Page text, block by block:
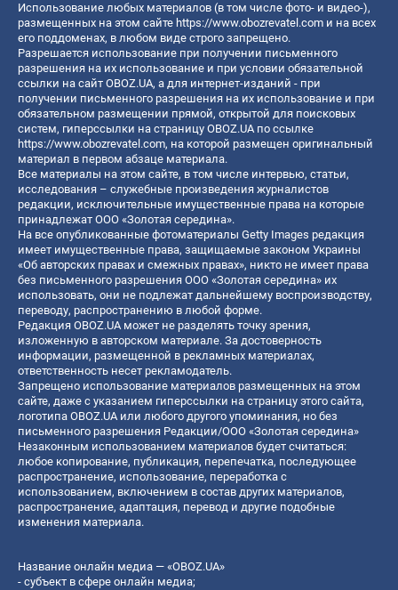
Использование любых материалов (в том числе фото- и видео-),
размещенных на этом сайте https://www.obozrevatel.com и на всех
его поддоменах, в любом виде строго запрещено.
Разрешается использование при получении письменного
разрешения на их использование и при условии обязательной
ссылки на сайт OBOZ.UA, а для интернет-изданий - при
получении письменного разрешения на их использование и при
обязательном размещении прямой, открытой для поисковых
систем, гиперссылки на страницу OBOZ.UA по ссылке
https://www.obozrevatel.com, на которой размещен оригинальный
материал в первом абзаце материала.
Все материалы на этом сайте, в том числе интервью, статьи,
исследования – служебные произведения журналистов
редакции, исключительные имущественные права на которые
принадлежат ООО «Золотая середина».
На все опубликованные фотоматериалы Getty Images редакция
имеет имущественные права, защищаемые законом Украины
«Об авторских правах и смежных правах», никто не имеет права
без письменного разрешения ООО «Золотая середина» их
использовать, они не подлежат дальнейшему воспроизводству,
переводу, распространению в любой форме.
Редакция OBOZ.UA может не разделять точку зрения,
изложенную в авторском материале. За достоверность
информации, размещенной в рекламных материалах,
ответственность несет рекламодатель.
Запрещено использование материалов размещенных на этом
сайте, даже с указанием гиперссылки на страницу этого сайта,
логотипа OBOZ.UA или любого другого упоминания, но без
письменного разрешения Редакции/ООО «Золотая середина»
Незаконным использованием материалов будет считаться:
любое копирование, публикация, перепечатка, последующее
распространение, использование, переработка с
использованием, включением в состав других материалов,
распространение, адаптация, перевод и другие подобные
изменения материала.
Название онлайн медиа — «OBOZ.UA»
- субъект в сфере онлайн медиа;